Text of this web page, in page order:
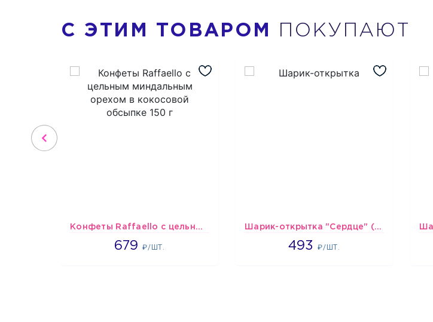
С ЭТИМ ТОВАРОМ ПОКУПАЮТ
Конфеты Raffaello с цельным миндальным орехом в кокосовой обсыпке 150 г
679₽/ШТ.
679 Шарик-открытка "Сердце" (45 см) - 2
493₽/ШТ.
493